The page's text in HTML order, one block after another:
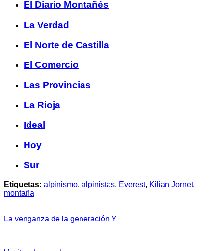
El Diario Montañés
La Verdad
El Norte de Castilla
El Comercio
Las Provincias
La Rioja
Ideal
Hoy
Sur
Etiquetas: alpinismo, alpinistas, Everest, Kilian Jornet,
montaña
La venganza de la generación Y